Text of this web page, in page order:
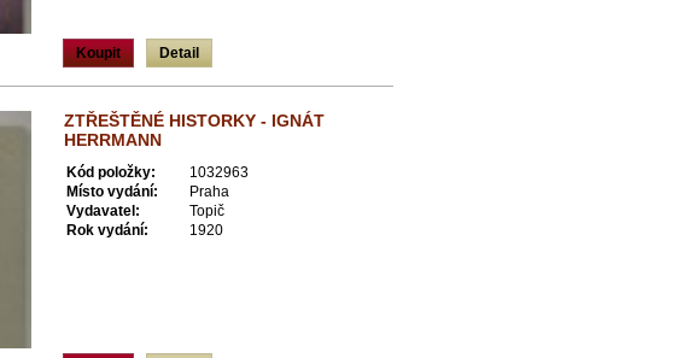
Koupit Detail
ZTŘEŠTĚNÉ HISTORKY - IGNÁT
HERRMANN
Kód položky:
1032963
Místo vydání:
Praha
Vydavatel:
Topič
Rok vydání:
1920